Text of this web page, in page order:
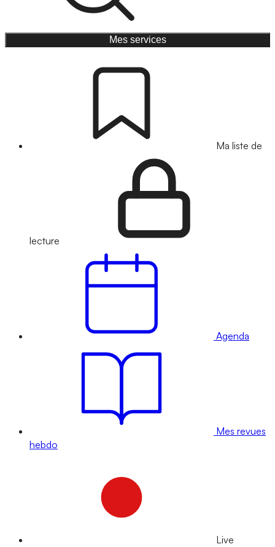
Mes services
Ma liste de
lecture
Agenda
Mes revues
hebdo
Live